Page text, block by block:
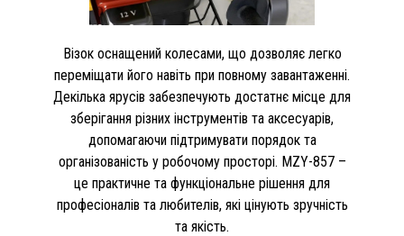
Візок оснащений колесами, що дозволяє легко
переміщати його навіть при повному завантаженні.
Декілька ярусів забезпечують достатнє місце для
зберігання різних інструментів та аксесуарів,
допомагаючи підтримувати порядок та
організованість у робочому просторі. MZY-857 –
це практичне та функціональне рішення для
професіоналів та любителів, які цінують зручність
та якість.